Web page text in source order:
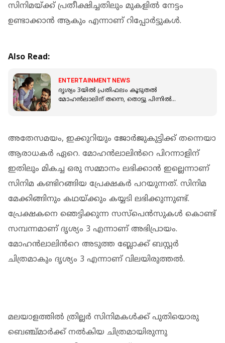
സിനിമയ്ക്ക് പ്രതീക്ഷിച്ചതിലും മുകളിൽ നേട്ടം
ഉണ്ടാക്കാൻ ആകും എന്നാണ് റിപ്പോർട്ടുകൾ.
Also Read:
ENTERTAINMENT NEWS
ദൃശ്യം 3യിൽ പ്രതിഫലം കൂടുതൽ
മോഹൻലാലിന് തന്നെ, തൊട്ടു പിന്നിൽ
അതേസമയം, ഇക്കുറിയും ജോർജുകുട്ടിക്ക് തന്നെയാ
ആരാധകർ ഏറെ. മോഹൻലാലിൻറെ പിറന്നാളിന്
ഇതിലും മികച്ച ഒരു സമ്മാനം ലഭിക്കാൻ ഇല്ലെന്നാണ്
സിനിമ കണ്ടിറങ്ങിയ പ്രേക്ഷകർ പറയുന്നത്. സിനിമ
മേക്കിങ്ങിനും കഥയ്ക്കും കയ്യടി ലഭിക്കുന്നുണ്ട്.
പ്രേക്ഷകനെ ഞെട്ടിക്കുന്ന സസ്പെൻസുകൾ കൊണ്ട്
സമ്പന്നമാണ് ദൃശ്യം 3 എന്നാണ് അഭിപ്രായം.
മോഹൻലാലിൻറെ അടുത്ത ബ്ലോക്ക് ബസ്റ്റർ
ചിത്രമാകും ദൃശ്യം 3 എന്നാണ് വിലയിരുത്തൽ.
മലയാളത്തില്‍ ത്രില്ലര്‍ സിനിമകള്‍ക്ക് പുതിയൊരു
ബെഞ്ച്മാര്‍ക്ക് നല്‍കിയ ചിത്രമായിരുന്നു